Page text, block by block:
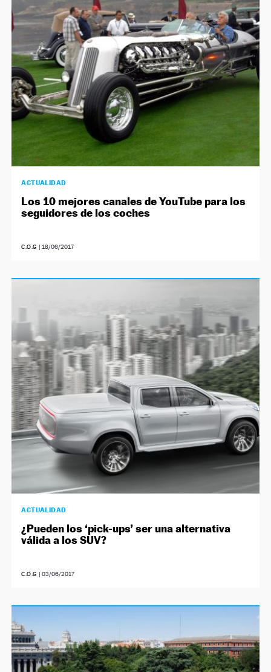
ACTUALIDAD
Los 10 mejores canales de YouTube para los
seguidores de los coches
C.O.G | 18/06/2017
ACTUALIDAD
¿Pueden los ‘pick-ups’ ser una alternativa
válida a los SUV?
C.O.G | 03/06/2017